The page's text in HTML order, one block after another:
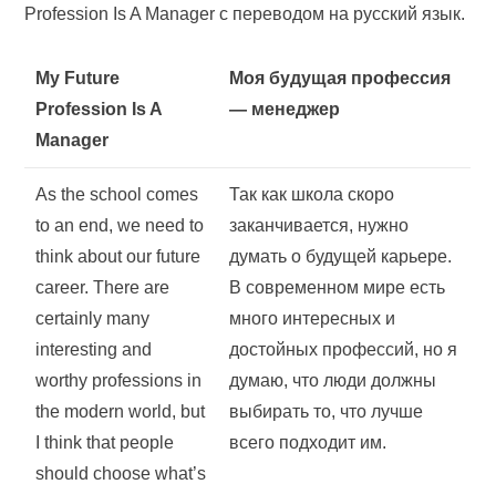
Profession Is A Manager с переводом на русский язык.
My Future
Profession Is A
Manager
Моя будущая профессия
— менеджер
As the school comes
to an end, we need to
think about our future
career. There are
certainly many
interesting and
worthy professions in
the modern world, but
I think that people
should choose what’s
Так как школа скоро
заканчивается, нужно
думать о будущей карьере.
В современном мире есть
много интересных и
достойных профессий, но я
думаю, что люди должны
выбирать то, что лучше
всего подходит им.